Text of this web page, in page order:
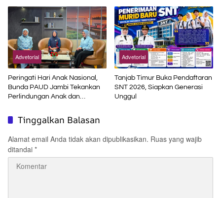
Advetorial
Peringati Hari Anak Nasional,
Bunda PAUD Jambi Tekankan
Perlindungan Anak dan
Advetorial
Tanjab Timur Buka Pendaftaran
SNT 2026, Siapkan Generasi
Unggul
Tinggalkan Balasan
Alamat email Anda tidak akan dipublikasikan. Ruas yang wajib
ditandai *